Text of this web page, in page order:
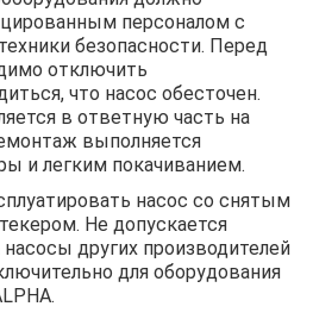
персоналом с
безопасности. Перед
отключить
что насос обесточен.
в ответную часть на
выполняется
и легким покачиванием.
насос со снятым
Не допускается
других производителей
для оборудования